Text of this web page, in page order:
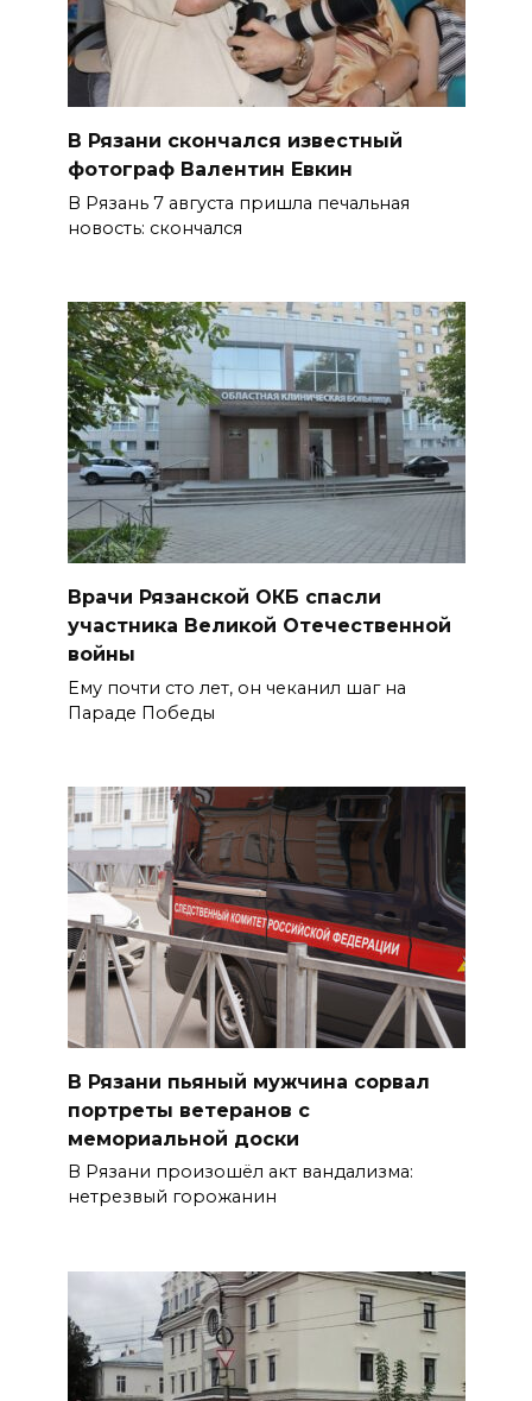
В Рязани скончался известный
фотограф Валентин Евкин
В Рязань 7 августа пришла печальная
новость: скончался
Врачи Рязанской ОКБ спасли
участника Великой Отечественной
войны
Ему почти сто лет, он чеканил шаг на
Параде Победы
В Рязани пьяный мужчина сорвал
портреты ветеранов с
мемориальной доски
В Рязани произошёл акт вандализма:
нетрезвый горожанин